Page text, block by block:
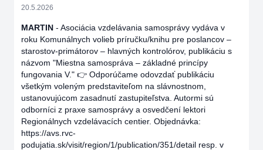
20.5.2026
MARTIN - Asociácia vzdelávania samosprávy vydáva v
roku Komunálnych volieb príručku/knihu pre poslancov –
starostov-primátorov – hlavných kontrolórov, publikáciu s
názvom "Miestna samospráva – základné princípy
fungovania V." 👉 Odporúčame odovzdať publikáciu
všetkým voleným predstaviteľom na slávnostnom,
ustanovujúcom zasadnutí zastupiteľstva. Autormi sú
odborníci z praxe samosprávy a osvedčení lektori
Regionálnych vzdelávacích centier. Objednávka:
https://avs.rvc-
podujatia.sk/visit/region/1/publication/351/detail resp. v